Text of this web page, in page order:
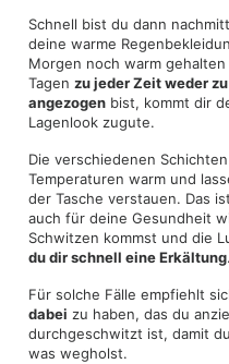
Schnell bist du dann
deine warme
Morgen noch warm
Tagen zu jeder Zeit weder
angezogen bist, kommt dir
Lagenlook zugute.
Die verschiedenen
Temperaturen warm und
der Tasche verstauen. Das
auch für deine Gesundheit
Schwitzen kommst und die
du dir schnell eine Erkältung.
Für solche Fälle empfiehlt
dabei zu haben, das du
durchgeschwitzt ist, damit
was wegholst.